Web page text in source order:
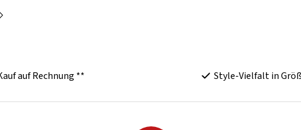
auf Rechnung ** Style-Vielfalt in